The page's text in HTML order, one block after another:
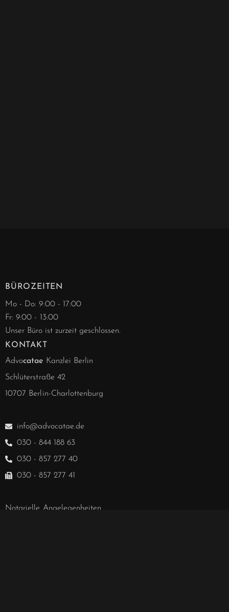
BÜROZEITEN
Mo - Do: 9:00 - 17:00
Fr: 9:00 - 13:00
Unser Büro ist zurzeit geschlossen.
KONTAKT
Advocatae Kanzlei Berlin
Schlüterstraße 42
10707 Berlin-Charlottenburg
info@advocatae.de
030 - 844 188 63
030 - 857 277 40
030 - 857 277 41
Notarielle Angelegenheiten